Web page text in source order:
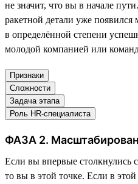
не значит, что вы в начале
ракетной детали уже
в определённой степени
молодой компанией или
Признаки
Сложности
Задача этапа
Роль HR-специалиста
ФАЗА 2.
Если вы впервые столкнулись
то вы в этой точке. Если в